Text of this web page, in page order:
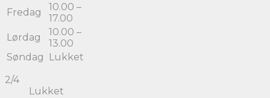
Fredag
10.00 –
17.00
Lørdag
10.00 –
13.00
Søndag
Lukket
2/4
Lukket